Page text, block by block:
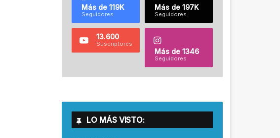
Más de 119K
Seguidores
Más de 197K
Seguidores
13.600
Suscriptores
Más de 1346
Seguidores
LO MÁS VISTO: